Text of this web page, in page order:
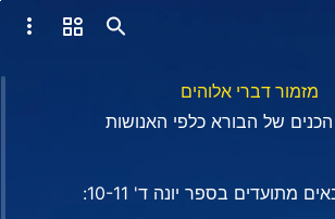
מזמור דברי אלוהים
הכנים של הבורא כלפי האנושות
מתועדים בספר יונה ד' 10-11: